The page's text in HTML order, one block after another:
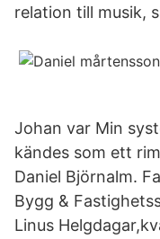
relation till musik,
Johan var Min
kändes som ett
Daniel Björnalm.
Bygg &
Linus